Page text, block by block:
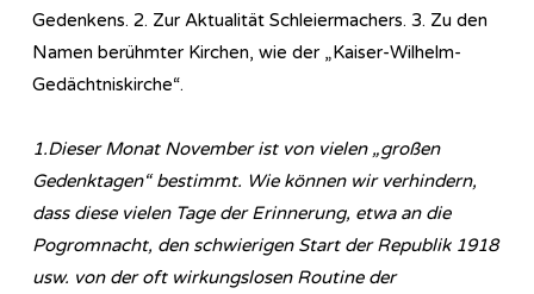
Gedenkens. 2. Zur Aktualität Schleiermachers. 3. Zu den
Namen berühmter Kirchen, wie der „Kaiser-Wilhelm-
Gedächtniskirche“.
1.Dieser Monat November ist von vielen „großen
Gedenktagen“ bestimmt. Wie können wir verhindern,
dass diese vielen Tage der Erinnerung, etwa an die
Pogromnacht, den schwierigen Start der Republik 1918
usw. von der oft wirkungslosen Routine der